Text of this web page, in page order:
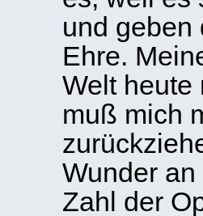
und geben
Ehre.
Welt heute
muß mich
Wunder
Zahl der